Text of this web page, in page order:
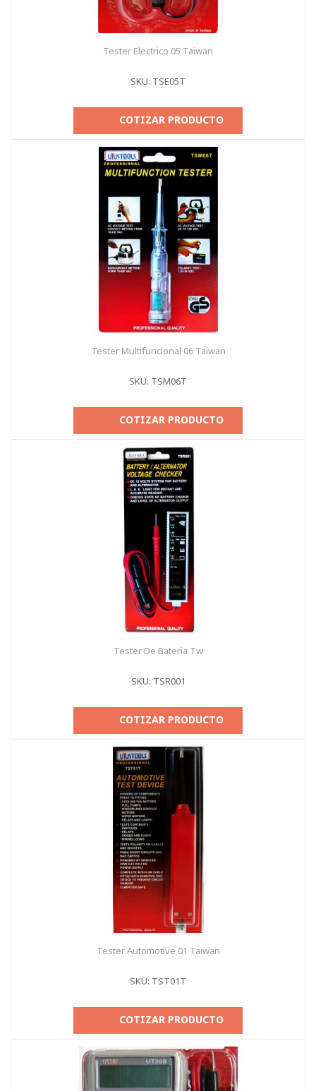
Tester Electrico 05 Taiwan
SKU: TSE05T
COTIZAR PRODUCTO
Tester Multifuncional 06 Taiwan
SKU: TSM06T
COTIZAR PRODUCTO
Tester De Bateria Tw
SKU: TSR001
COTIZAR PRODUCTO
Tester Automotive 01 Taiwan
SKU: TST01T
COTIZAR PRODUCTO